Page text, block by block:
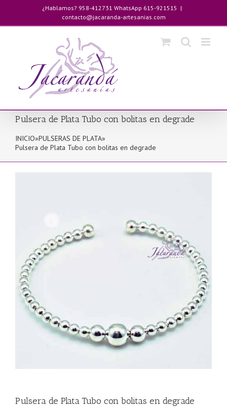
contenido
¿Hablamos? 958-412731 WhatsApp 615-921515 |
contacto@jacaranda-artesanias.com
Pulsera de Plata Tubo con bolitas en degrade
INICIO»PULSERAS DE PLATA»
Pulsera de Plata Tubo con bolitas en degrade
Pulsera de Plata Tubo con bolitas en degrade